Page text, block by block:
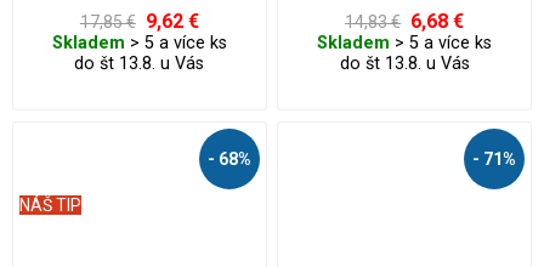
17,85 € 9,62 €
Skladem > 5 a více ks
do št 13.8. u Vás
14,83 € 6,68 €
Skladem > 5 a více ks
do št 13.8. u Vás
- 68%
NÁŠ TIP
- 71%